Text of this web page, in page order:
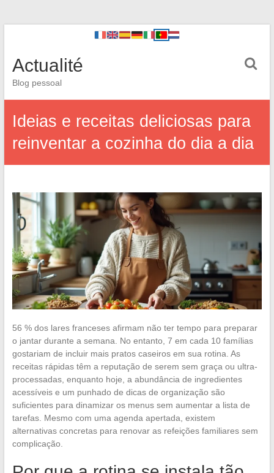
Actualité
Blog pessoal
Ideias e receitas deliciosas para
reinventar a cozinha do dia a dia
56 % dos lares franceses afirmam não ter tempo para preparar
o jantar durante a semana. No entanto, 7 em cada 10 famílias
gostariam de incluir mais pratos caseiros em sua rotina. As
receitas rápidas têm a reputação de serem sem graça ou ultra-
processadas, enquanto hoje, a abundância de ingredientes
acessíveis e um punhado de dicas de organização são
suficientes para dinamizar os menus sem aumentar a lista de
tarefas. Mesmo com uma agenda apertada, existem
alternativas concretas para renovar as refeições familiares sem
complicação.